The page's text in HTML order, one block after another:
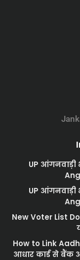
UP आंगनवाड़ी
UP आंगनवाड़ी
New Voter List
How to Link
आधार कार्ड से बैंक